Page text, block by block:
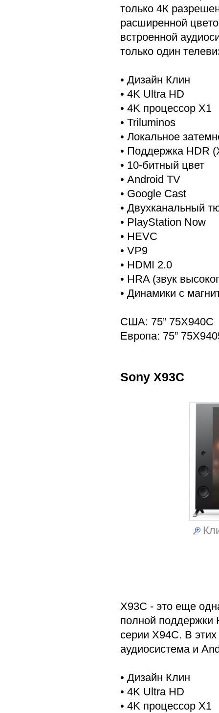
только 4К
расширенной
встроенной
только один
• Дизайн Клин
• 4K Ultra HD
• 4K процессор X1
• Triluminos
• Локальное
• Поддержка HDR
• 10-битный цвет
• Android TV
• Google Cast
• Двухканальный
• PlayStation Now
• HEVC
• VP9
• HDMI 2.0
• HRA (звук
• Динамики с
США: 75” 75X940C
Европа: 75”
Sony X93C
X93C - это еще
полной поддержки
серии X94C. В
аудиосистема и
• Дизайн Клин
• 4K Ultra HD
• 4K процессор X1